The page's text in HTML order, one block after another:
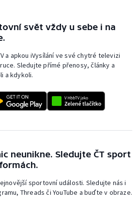
svět vždy u sebe i na
a apkou iVysílání ve své chytré televizi
Sledujte přímé přenosy, články a
a kdykoli.
neunikne. Sledujte ČT sport
sportovní události. Sledujte nás i
Threads či YouTube a buďte v obraze.